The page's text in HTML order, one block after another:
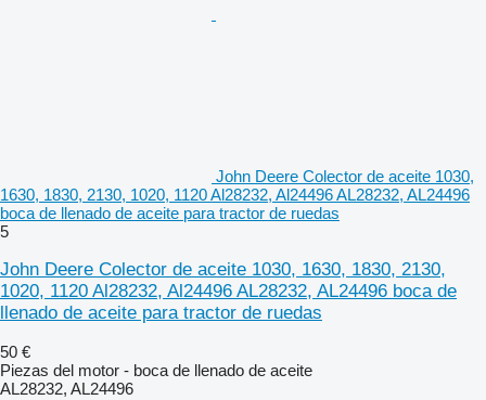
John Deere Colector de aceite 1030,
1630, 1830, 2130, 1020, 1120 Al28232, Al24496 AL28232, AL24496
boca de llenado de aceite para tractor de ruedas
5
John Deere Colector de aceite 1030, 1630, 1830, 2130,
1020, 1120 Al28232, Al24496 AL28232, AL24496 boca de
llenado de aceite para tractor de ruedas
50 €
Piezas del motor - boca de llenado de aceite
AL28232, AL24496